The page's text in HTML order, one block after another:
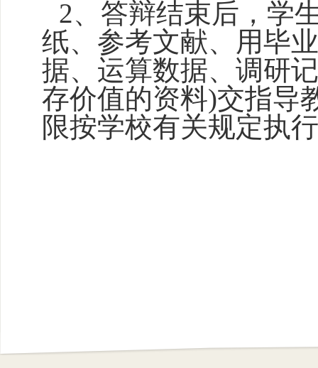
2、答辩结束后，学
纸、参考文献、用毕
据、运算数据、调研
存价值的资料)交指导
限按学校有关规定执行